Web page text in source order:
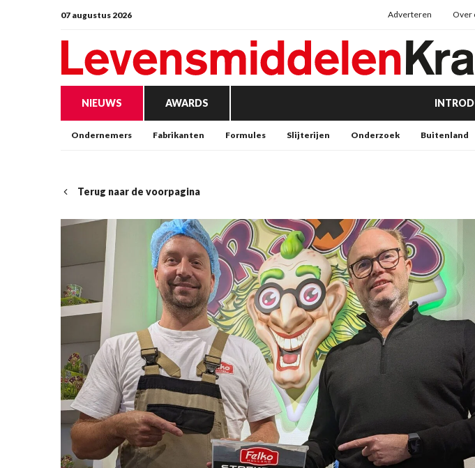
07 augustus 2026 Adverteren Over
NIEUWS AWARDS
Ondernemers Fabrikanten Formules Slijterijen Onderzoek Buitenland
Terug naar de voorpagina